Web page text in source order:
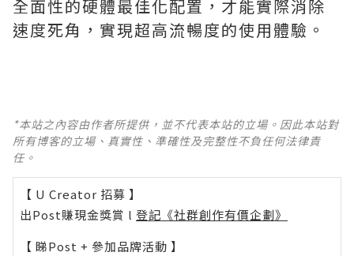
全面性的硬體最佳化配置，才能實際消除
速度死角，實現超高流暢度的使用體驗。
*本站之內容由作者所提供，並不代表本站的立場。因此本站對
所有博客的立場、真實性、準確性及完整性不負任何法律責
任。
【 U Creator 招募 】
出Post賺現金獎賞 l 登記《社群創作有價企劃》
【 睇Post + 參加品牌活動 】